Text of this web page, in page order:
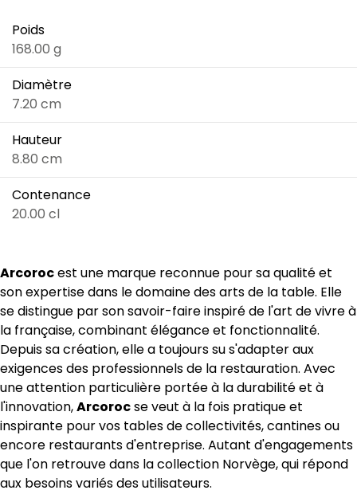
Poids
168.00 g
Diamètre
7.20 cm
Hauteur
8.80 cm
Contenance
20.00 cl
Arcorocest une marque reconnue pour sa qualité et
son expertise dans le domaine des arts de la table. Elle
se distingue par son savoir-faire inspiré de l'art de vivre à
la française, combinant élégance et fonctionnalité.
Depuis sa création, elle a toujours su s'adapter aux
exigences des professionnels de la restauration. Avec
une attention particulière portée à la durabilité et à
l'innovation,Arcorocse veut à la fois pratique et
inspirante pour vos tables de collectivités, cantines ou
encore restaurants d'entreprise. Autant d'engagements
que l'on retrouve dans la collection Norvège, qui répond
aux besoins variés des utilisateurs.